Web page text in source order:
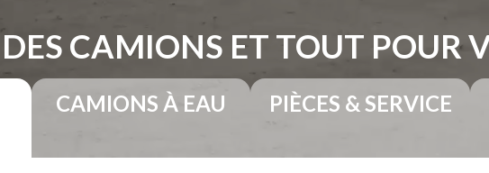
DES CAMIONS ET TOUT POUR
CAMIONS À EAU PIÈCES & SERVICE